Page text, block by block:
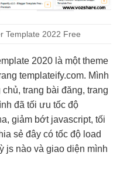
Template 2022 Free
2020 là một theme
templateify.com. Mình
trang bài đăng, trang
đã tối ưu tốc độ
giảm bớt javascript, tối
sẻ đây có tốc độ load
js nào và giao diện mình